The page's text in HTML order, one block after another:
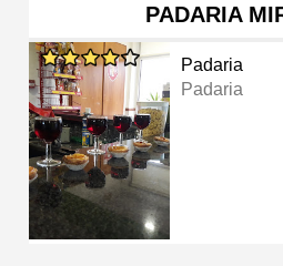
PADARIA
Padaria
Padaria